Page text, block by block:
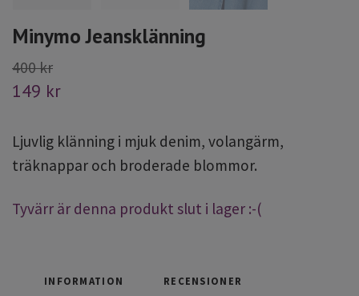
Minymo Jeansklänning
400 kr
149 kr
Ljuvlig klänning i mjuk denim, volangärm,
träknappar och broderade blommor.
Tyvärr är denna produkt slut i lager :-(
INFORMATION RECENSIONER